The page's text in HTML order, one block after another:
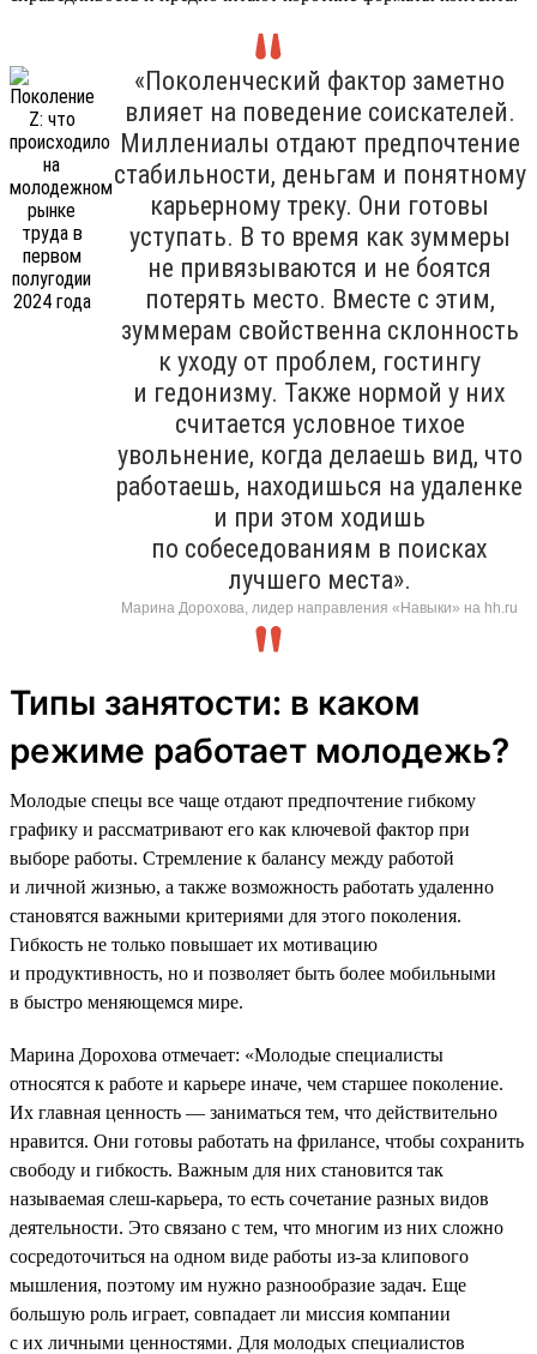
«Поколенческий фактор заметно
влияет на поведение соискателей.
Миллениалы отдают предпочтение
стабильности, деньгам и понятному
карьерному треку. Они готовы
уступать. В то время как зуммеры
не привязываются и не боятся
потерять место. Вместе с этим,
зуммерам свойственна склонность
к уходу от проблем, гостингу
и гедонизму. Также нормой у них
считается условное тихое
увольнение, когда делаешь вид, что
работаешь, находишься на удаленке
и при этом ходишь
по собеседованиям в поисках
лучшего места».
Марина Дорохова, лидер направления «Навыки» на hh.ru
Типы занятости: в каком
режиме работает молодежь?
Молодые спецы все чаще отдают предпочтение гибкому
графику и рассматривают его как ключевой фактор при
выборе работы. Стремление к балансу между работой
и личной жизнью, а также возможность работать удаленно
становятся важными критериями для этого поколения.
Гибкость не только повышает их мотивацию
и продуктивность, но и позволяет быть более мобильными
в быстро меняющемся мире.
Марина Дорохова отмечает: «Молодые специалисты
относятся к работе и карьере иначе, чем старшее поколение.
Их главная ценность — заниматься тем, что действительно
нравится. Они готовы работать на фрилансе, чтобы сохранить
свободу и гибкость. Важным для них становится так
называемая слеш-карьера, то есть сочетание разных видов
деятельности. Это связано с тем, что многим из них сложно
сосредоточиться на одном виде работы из-за клипового
мышления, поэтому им нужно разнообразие задач. Еще
большую роль играет, совпадает ли миссия компании
с их личными ценностями. Для молодых специалистов